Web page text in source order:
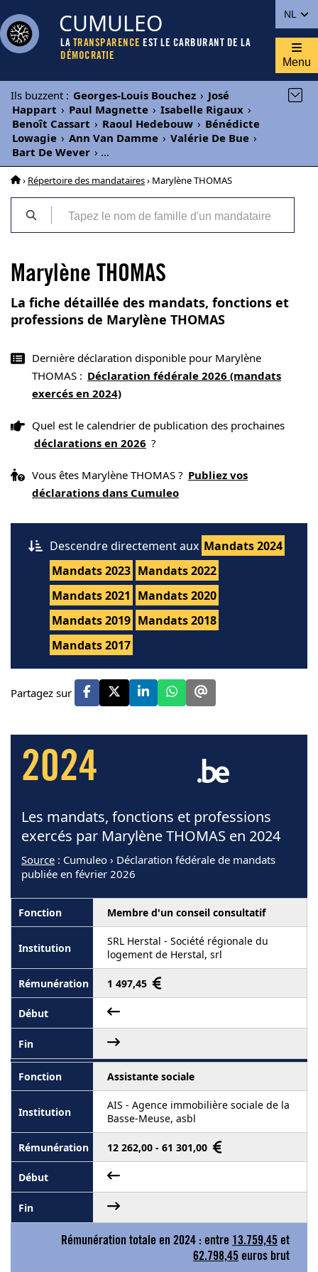
NL
CUMULEO
LA TRANSPARENCE EST LE CARBURANT DE LA
DÉMOCRATIE
Menu
Ils buzzent : Georges-Louis Bouchez › José
Happart › Paul Magnette › Isabelle Rigaux ›
Benoît Cassart › Raoul Hedebouw › Bénédicte
Lowagie › Ann Van Damme › Valérie De Bue ›
Bart De Wever › ...
› Répertoire des mandataires› Marylène THOMAS
Marylène THOMAS
La fiche détaillée des mandats, fonctions et
professions de Marylène THOMAS
Dernière déclaration disponible pour Marylène
THOMAS : Déclaration fédérale 2026 (mandats
exercés en 2024)
Quel est le calendrier de publication des prochaines
déclarations en 2026 ?
Vous êtes Marylène THOMAS ? Publiez vos
déclarations dans Cumuleo
Descendre directement aux Mandats 2024
Mandats 2023 Mandats 2022
Mandats 2021 Mandats 2020
Mandats 2019 Mandats 2018
Mandats 2017
Partagez sur
2024
Les mandats, fonctions et professions
exercés par Marylène THOMAS en 2024
Source : Cumuleo › Déclaration fédérale de mandats
publiée en février 2026
Membre d'un conseil consultatif
SRL Herstal - Société régionale du
logement de Herstal, srl
1 497,45
Assistante sociale
AIS - Agence immobilière sociale de la
Basse-Meuse, asbl
12 262,00 - 61 301,00
Rémunération totale en 2024 : entre 13.759,45 et
62.798,45 euros brut